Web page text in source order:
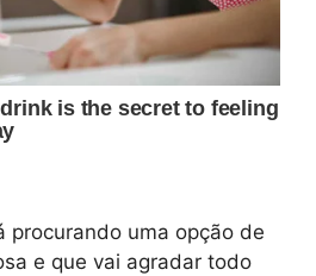
procurando uma opção de
e que vai agradar todo